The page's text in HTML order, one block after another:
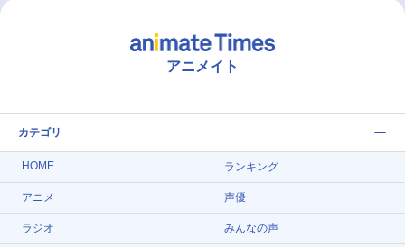
アニメイト
カテゴリ
HOME ランキング
アニメ 声優
ラジオ みんなの声